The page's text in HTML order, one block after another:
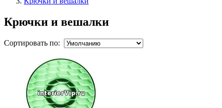
Крючки и вешалки
Сортировать по: